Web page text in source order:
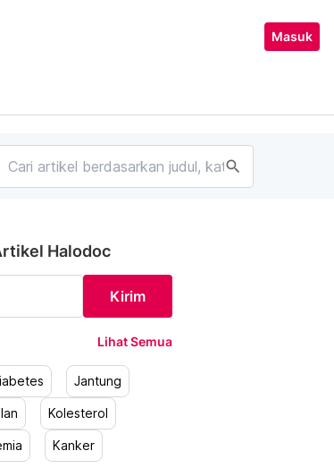
Masuk
search
Halodoc
Kirim
Lihat Semua
Jantung
Kolesterol
Kanker